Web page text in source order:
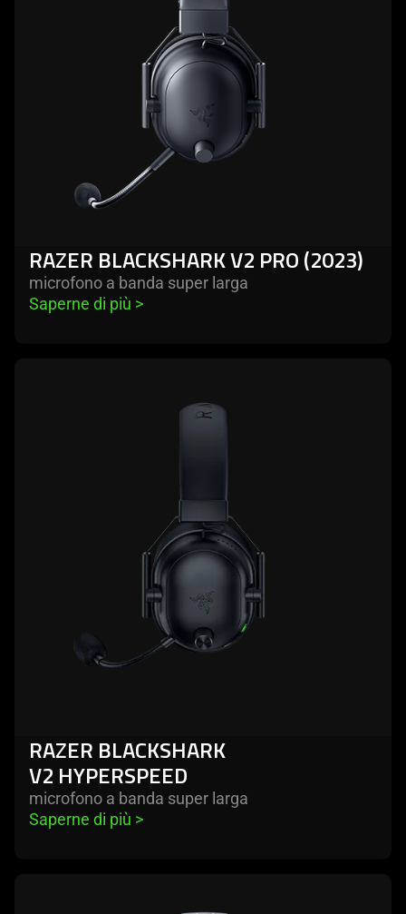
RAZER BLACKSHARK V2 PRO (2023)
microfono a banda super larga
Saperne di più >
RAZER BLACKSHARK
V2 HYPERSPEED
microfono a banda super larga
Saperne di più >